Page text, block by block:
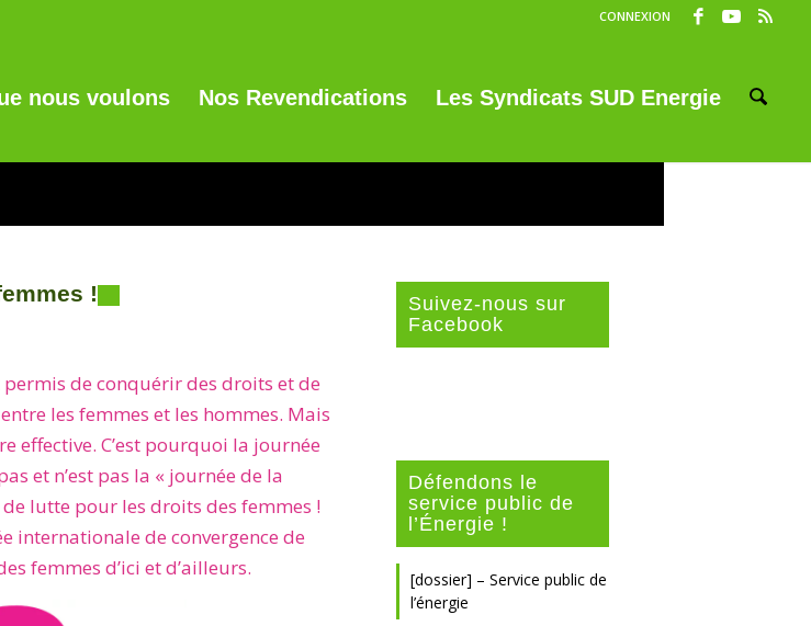
CONNEXION
nous voulons Nos Revendications Les Syndicats SUD Energie
!
de conquérir des droits et de
les femmes et les hommes. Mais
effective. C’est pourquoi la journée
et n’est pas la « journée de la
lutte pour les droits des femmes !
internationale de convergence de
femmes d’ici et d’ailleurs.
Suivez-nous sur
Facebook
Défendons le
service public de
l’Énergie !
[dossier] – Service public de
l’énergie